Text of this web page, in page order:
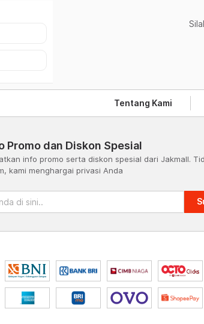
Tentang Kami
Promo dan Diskon Spesial
info promo serta diskon spesial dari Jakmall.
kami menghargai privasi Anda